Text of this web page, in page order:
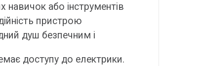
або інструментів
пристрою
душ безпечним і
доступу до електрики.